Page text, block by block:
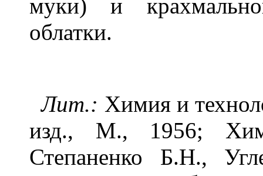
муки) и
облатки.
Лит.: Химия и
изд., М., 1956;
Степаненко Б.Н.,